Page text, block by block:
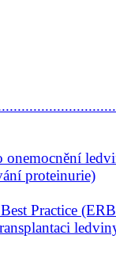
onemocnění
proteinurie)
Practice